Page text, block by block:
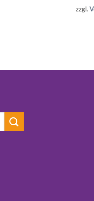
zzgl.